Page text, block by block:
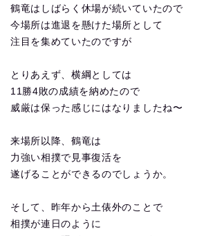
鶴竜はしばらく休場が続いていたので
今場所は進退を懸けた場所として
注目を集めていたのですが
とりあえず、横綱としては
11勝4敗の成績を納めたので
威厳は保った感じにはなりましたね〜
来場所以降、鶴竜は
力強い相撲で見事復活を
遂げることができるのでしょうか。
そして、昨年から土俵外のことで
相撲が連日のように